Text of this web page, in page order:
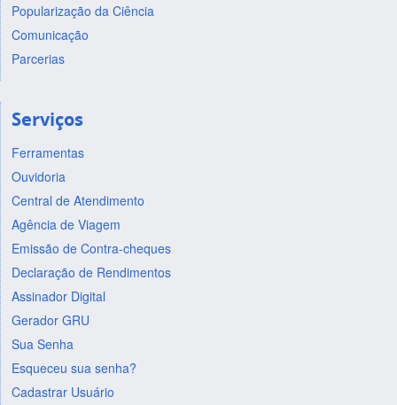
Popularização da Ciência
Comunicação
Parcerias
Serviços
Ferramentas
Ouvidoria
Central de Atendimento
Agência de Viagem
Emissão de Contra-cheques
Declaração de Rendimentos
Assinador Digital
Gerador GRU
Sua Senha
Esqueceu sua senha?
Cadastrar Usuário